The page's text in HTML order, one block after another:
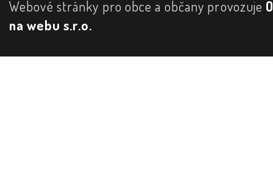
Webové stránky pro obce a občany provozuje
na webu s.r.o.